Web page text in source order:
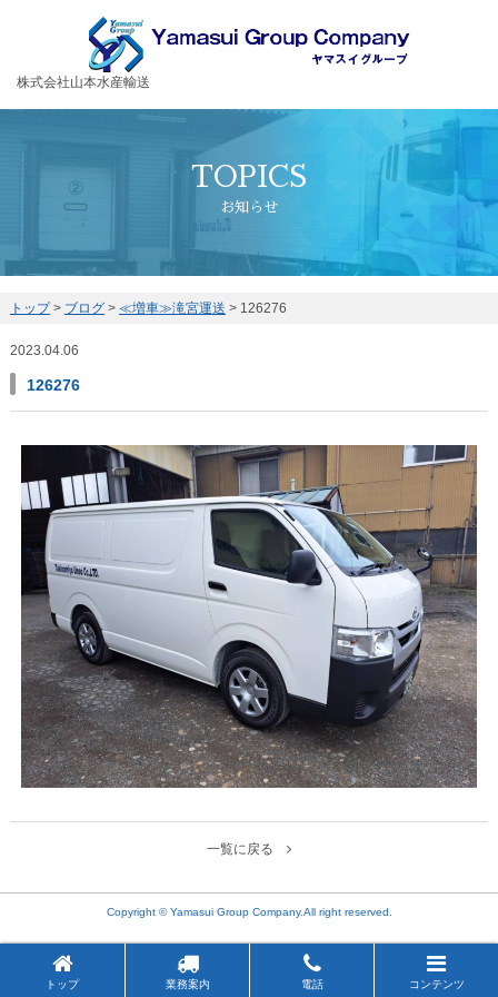
お客様の大切な荷物を安全・丁寧に運送するヤマスイグループ
株式会社山本水産輸送
TOPICS
お知らせ
トップ> ブログ> ≪増車≫滝宮運送 > 126276
2023.04.06
126276
一覧に戻る
Copyright © Yamasui Group Company.All right reserved.
トップ 業務案内 電話 コンテンツ